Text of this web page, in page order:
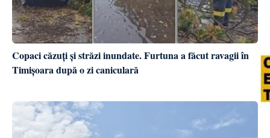
Copaci căzuți și străzi inundate. Furtuna a făcut ravagii în
Timișoara după o zi caniculară